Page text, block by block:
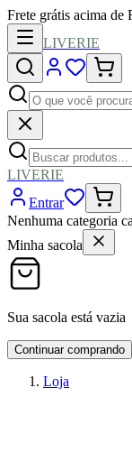
Frete grátis acima de
LIVERIE
LIVERIE
Entrar
Nenhuma categoria
Minha sacola
Sua sacola está vazia
Continuar comprando
Loja